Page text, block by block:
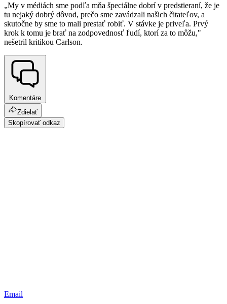
„My v médiách sme podľa mňa špeciálne dobrí v predstieraní, že je
tu nejaký dobrý dôvod, prečo sme zavádzali našich čitateľov, a
skutočne by sme to mali prestať robiť. V stávke je priveľa. Prvý
krok k tomu je brať na zodpovednosť ľudí, ktorí za to môžu,"
nešetril kritikou Carlson.
Komentáre
Zdielať
Skopírovať odkaz
Email